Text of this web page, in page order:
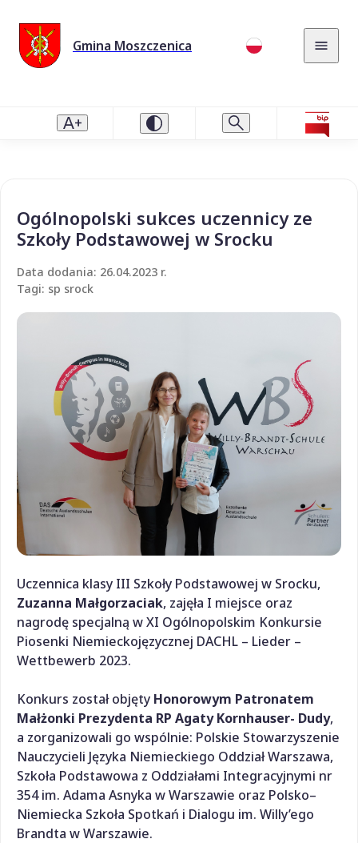
Gmina Moszczenica
Ogólnopolski sukces uczennicy ze
Szkoły Podstawowej w Srocku
Data dodania: 26.04.2023 r.
Tagi: sp srock
Uczennica klasy III Szkoły Podstawowej w Srocku,
Zuzanna Małgorzaciak, zajęła I miejsce oraz
nagrodę specjalną w XI Ogólnopolskim Konkursie
Piosenki Niemieckojęzycznej DACHL – Lieder –
Wettbewerb 2023.
Konkurs został objęty Honorowym Patronatem
Małżonki Prezydenta RP Agaty Kornhauser- Dudy,
a zorganizowali go wspólnie: Polskie Stowarzyszenie
Nauczycieli Języka Niemieckiego Oddział Warszawa,
Szkoła Podstawowa z Oddziałami Integracyjnymi nr
354 im. Adama Asnyka w Warszawie oraz Polsko–
Niemiecka Szkoła Spotkań i Dialogu im. Willy’ego
Brandta w Warszawie.